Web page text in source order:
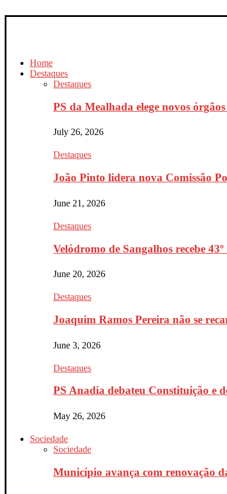
Home
Destaques
Destaques
PS da Mealhada elege novos
July 26, 2026
Destaques
João Pinto lidera nova Comissão
June 21, 2026
Destaques
Velódromo de Sangalhos recebe
June 20, 2026
Destaques
Joaquim Ramos Pereira não se
June 3, 2026
Destaques
PS Anadia debateu Constituição e
May 26, 2026
Sociedade
Sociedade
Município avança com renovação